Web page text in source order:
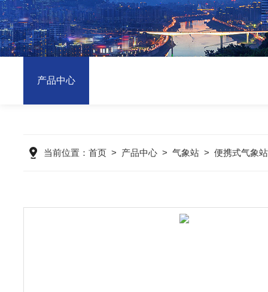
产品中心
当前位置： 首页 > 产品中心 > 气象站 > 便携式气象站